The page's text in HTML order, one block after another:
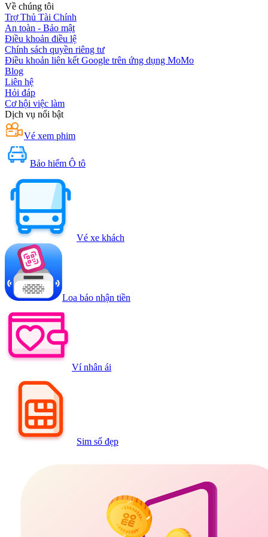
Về chúng tôi
Trợ Thủ Tài Chính
An toàn - Bảo mật
Điều khoản điều lệ
Chính sách quyền riêng tư
Điều khoản liên kết Google trên ứng dụng MoMo
Blog
Liên hệ
Hỏi đáp
Cơ hội việc làm
Dịch vụ nổi bật
Vé xem phim
Bảo hiểm Ô tô
Vé xe khách
Loa báo nhận tiền
Ví nhân ái
Sim số đẹp